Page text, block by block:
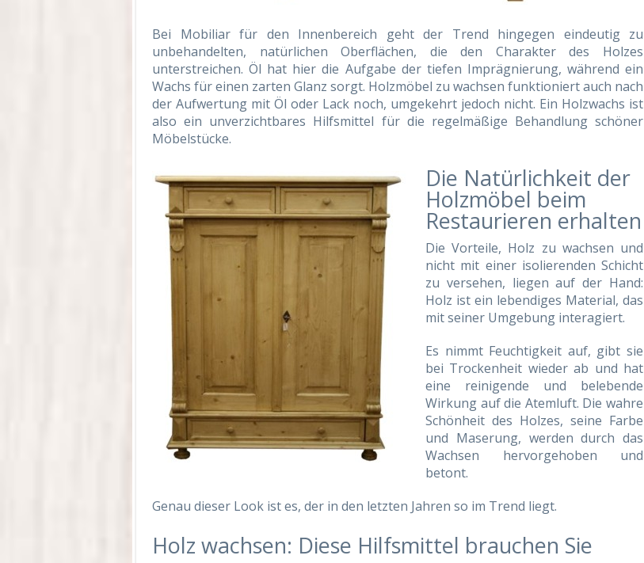
Bei Mobiliar für den Innenbereich geht der Trend hingegen eindeutig zu
unbehandelten, natürlichen Oberflächen, die den Charakter des Holzes
unterstreichen. Öl hat hier die Aufgabe der tiefen Imprägnierung, während ein
Wachs für einen zarten Glanz sorgt. Holzmöbel zu wachsen funktioniert auch nach
der Aufwertung mit Öl oder Lack noch, umgekehrt jedoch nicht. Ein Holzwachs ist
also ein unverzichtbares Hilfsmittel für die regelmäßige Behandlung schöner
Möbelstücke.
Die Natürlichkeit der
Holzmöbel beim
Restaurieren erhalten
Die Vorteile, Holz zu wachsen und
nicht mit einer isolierenden Schicht
zu versehen, liegen auf der Hand:
Holz ist ein lebendiges Material, das
mit seiner Umgebung interagiert.
Es nimmt Feuchtigkeit auf, gibt sie
bei Trockenheit wieder ab und hat
eine reinigende und belebende
Wirkung auf die Atemluft. Die wahre
Schönheit des Holzes, seine Farbe
und Maserung, werden durch das
Wachsen hervorgehoben und
betont.
Genau dieser Look ist es, der in den letzten Jahren so im Trend liegt.
Holz wachsen: Diese Hilfsmittel brauchen Sie